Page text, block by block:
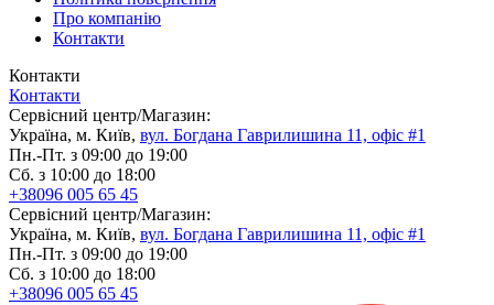
Про компанію
Контакти
Контакти
Контакти
Сервісний центр/Магазин:
Україна, м. Київ, вул. Богдана Гаврилишина 11, офіс #1
Пн.-Пт. з 09:00 до 19:00
Сб. з 10:00 до 18:00
+38096 005 65 45
Сервісний центр/Магазин:
Україна, м. Київ, вул. Богдана Гаврилишина 11, офіс #1
Пн.-Пт. з 09:00 до 19:00
Сб. з 10:00 до 18:00
+38096 005 65 45